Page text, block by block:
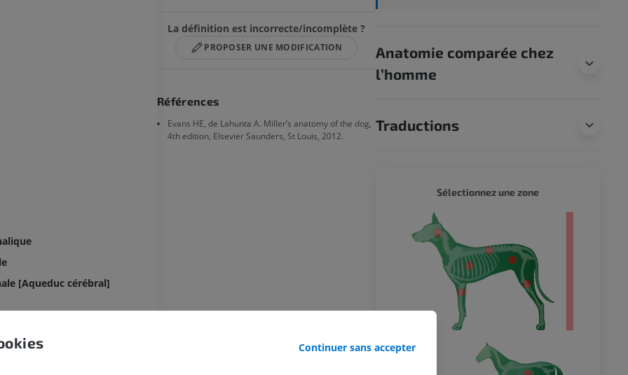
[Aqueduc cérébral]
La définition est incorrecte/incomplète ?
PROPOSER UNE MODIFICATION
Références
Evans HE, de Lahunta A. Miller’s anatomy of the dog,
4th edition, Elsevier Saunders, St Louis, 2012.
Anatomie comparée chez
l’homme
Traductions
Cheval - Ostéologie
Sélectionnez une zone
Continuer sans accepter